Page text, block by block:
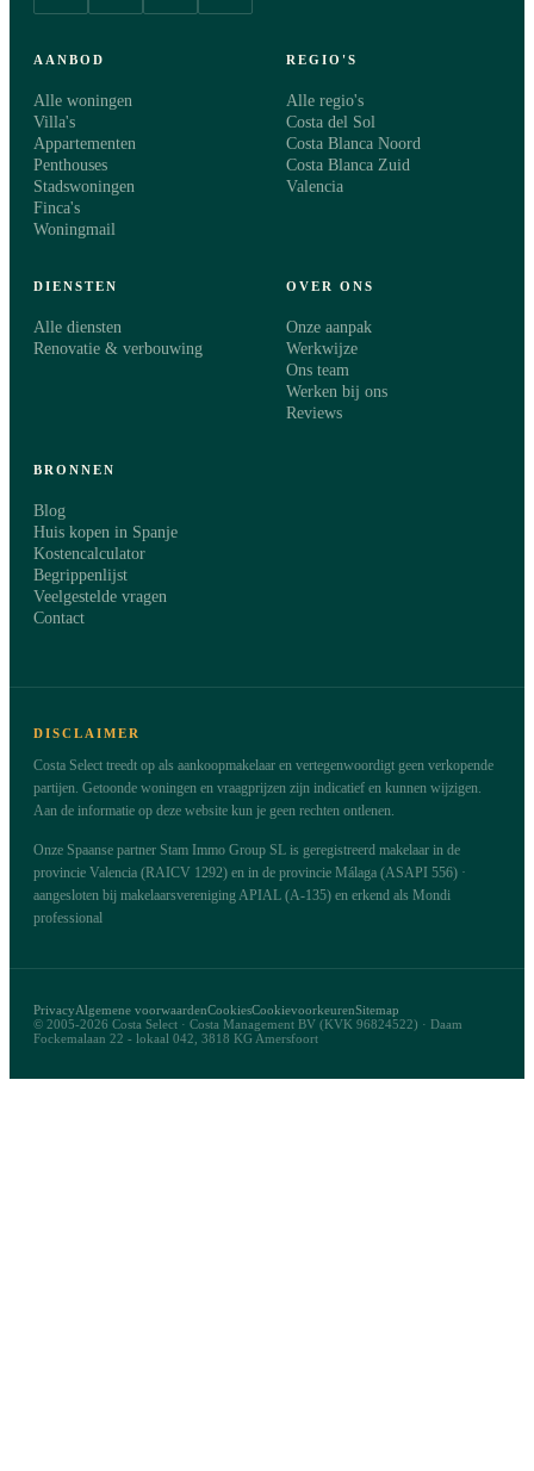
AANBOD
Alle woningen
Villa's
Appartementen
Penthouses
Stadswoningen
Finca's
Woningmail
REGIO'S
Alle regio's
Costa del Sol
Costa Blanca Noord
Costa Blanca Zuid
Valencia
DIENSTEN
Alle diensten
Renovatie & verbouwing
OVER ONS
Onze aanpak
Werkwijze
Ons team
Werken bij ons
Reviews
BRONNEN
Blog
Huis kopen in Spanje
Kostencalculator
Begrippenlijst
Veelgestelde vragen
Contact
DISCLAIMER
Costa Select treedt op als aankoopmakelaar en vertegenwoordigt geen verkopende
partijen. Getoonde woningen en vraagprijzen zijn indicatief en kunnen wijzigen.
Aan de informatie op deze website kun je geen rechten ontlenen.
Onze Spaanse partner Stam Immo Group SL is geregistreerd makelaar in de
provincie Valencia (RAICV 1292) en in de provincie Málaga (ASAPI 556) ·
aangesloten bij makelaarsvereniging APIAL (A-135) en erkend als Mondi
professional
© 2005-2026 Costa Select · Costa Management BV (KVK 96824522) · Daam
Fockemalaan 22 - lokaal 042, 3818 KG Amersfoort
PrivacyAlgemene voorwaardenCookiesCookievoorkeurenSitemap